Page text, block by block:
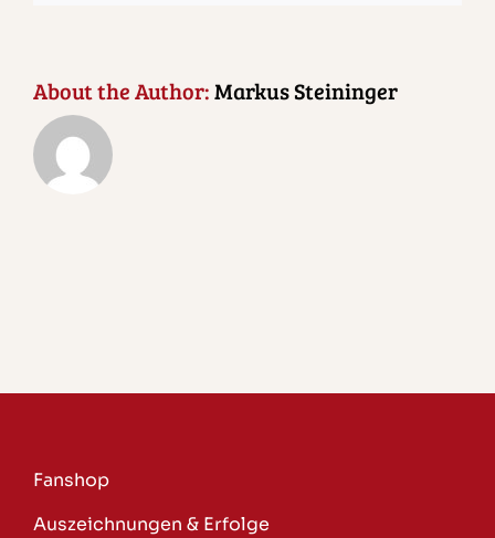
About the Author:Markus Steininger
Fanshop
Auszeichnungen & Erfolge